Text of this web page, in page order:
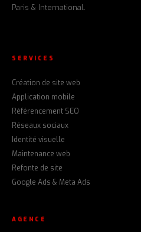
Paris & International.
SERVICES
Création de site web
Application mobile
Référencement SEO
Réseaux sociaux
Identité visuelle
Maintenance web
Refonte de site
Google Ads & Meta Ads
AGENCE